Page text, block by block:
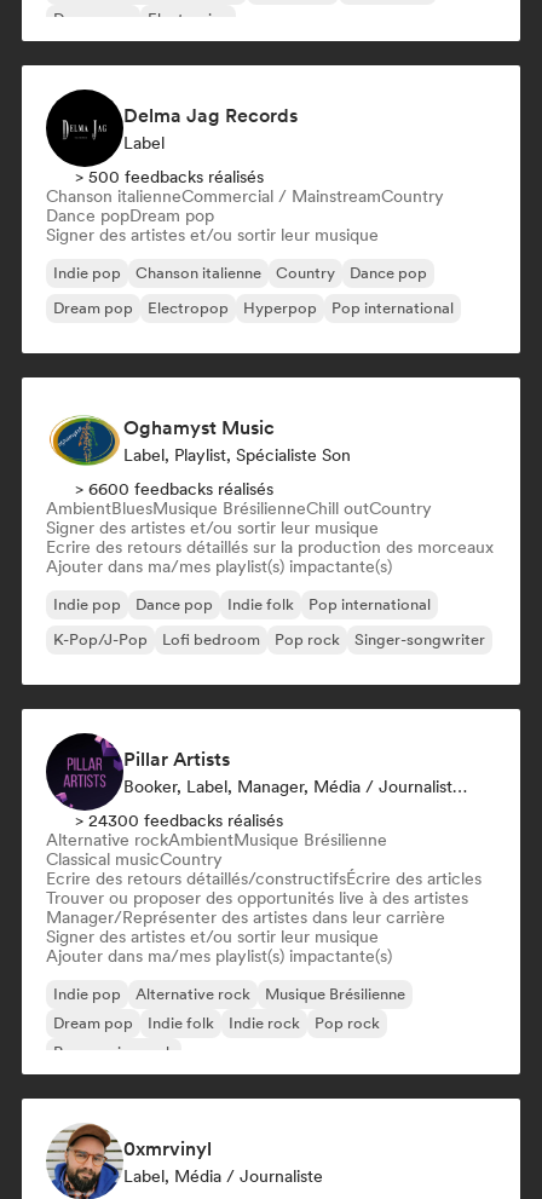
Dream pop
Electronica
Delma Jag Records
Label
> 500 feedbacks réalisés
Chanson italienneCommercial / MainstreamCountry
Dance popDream pop
Signer des artistes et/ou sortir leur musique
Indie pop Chanson italienne Country
Dance pop
Dream pop
Electropop Hyperpop Pop international
Oghamyst Music
Label, Playlist, Spécialiste Son
> 6600 feedbacks réalisés
AmbientBluesMusique BrésilienneChill outCountry
Signer des artistes et/ou sortir leur musique
Ecrire des retours détaillés sur la production des morceaux
Ajouter dans ma/mes playlist(s) impactante(s)
Indie pop Dance pop Indie folk
Pop international
K-Pop/J-Pop
Lofi bedroom Pop rock Singer-songwriter
Pillar Artists
Booker, Label, Manager, Média / Journaliste, Mentor, Playlist
> 24300 feedbacks réalisés
Alternative rockAmbientMusique Brésilienne
Classical musicCountry
Ecrire des retours détaillés/constructifsÉcrire des articles
Trouver ou proposer des opportunités live à des artistes
Manager/Représenter des artistes dans leur carrière
Signer des artistes et/ou sortir leur musique
Ajouter dans ma/mes playlist(s) impactante(s)
Indie pop Alternative rock
Musique Brésilienne
Dream pop
Indie folk Indie rock
Pop rock
Progressive rock
0xmrvinyl
Label, Média / Journaliste